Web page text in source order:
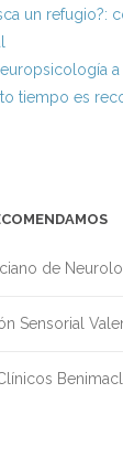
un refugio?:
a
tiempo es
de
Sensorial